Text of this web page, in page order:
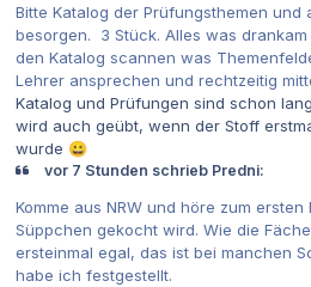
Bitte Katalog der Prüfungsthemen und
besorgen. 3 Stück. Alles was
den Katalog scannen was
Lehrer ansprechen und rechtzeitig
Katalog und Prüfungen sind schon
wird auch geübt, wenn der Stoff
wurde 😀
vor 7 Stunden schrieb Predni:
Komme aus NRW und höre zum
Süppchen gekocht wird. Wie die
ersteinmal egal, das ist bei manchen
habe ich festgestellt.